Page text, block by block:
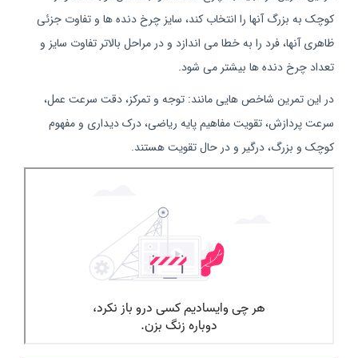
کوچک به بزرگ آنها را انتخاب کند، سایز چرخ دنده ها و تفاوت جزئی
ظاهری آنها، فرد را به خطا می اندازد و در مراحل بالاتر تفاوت‌ سایز و
تعداد چرخ دنده ها بیشتر می شود.
در این تمرین شاخص هایی مانند: توجه و تمرکز، دقت سرعت عمل،
سرعت پردازش، تقویت مفاهیم پایه ریاضی، درک دیداری و مفهوم
کوچک و بزرگ، درگیر و در حال تقویت هستند.